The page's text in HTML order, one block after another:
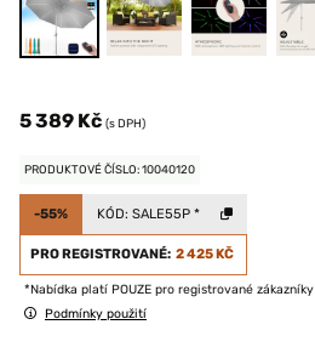
5 389 Kč (s DPH)
PRODUKTOVÉ ČÍSLO: 10040120
-55% KÓD: SALE55P *
PRO REGISTROVANÉ: 2 425 KČ
*Nabídka platí POUZE pro registrované zákazníky
Podmínky použití